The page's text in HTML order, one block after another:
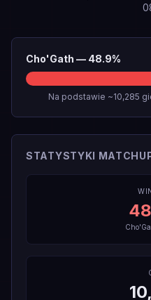
Cho'Gath — 48.9%
Na podstawie ~10,285
STATYSTYKI